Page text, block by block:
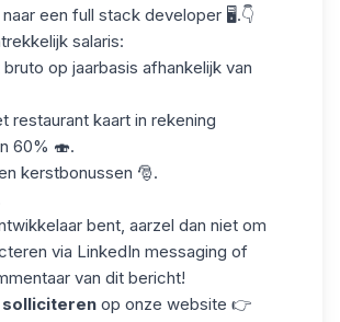
een full stack developer 🖥️.👇
salaris:
op jaarbasis afhankelijk van
restaurant kaart in rekening
60% 🍣.
kerstbonussen 🎅.
bent, aarzel dan niet om
via LinkedIn messaging of
van dit bericht!
solliciteren op onze website 👉